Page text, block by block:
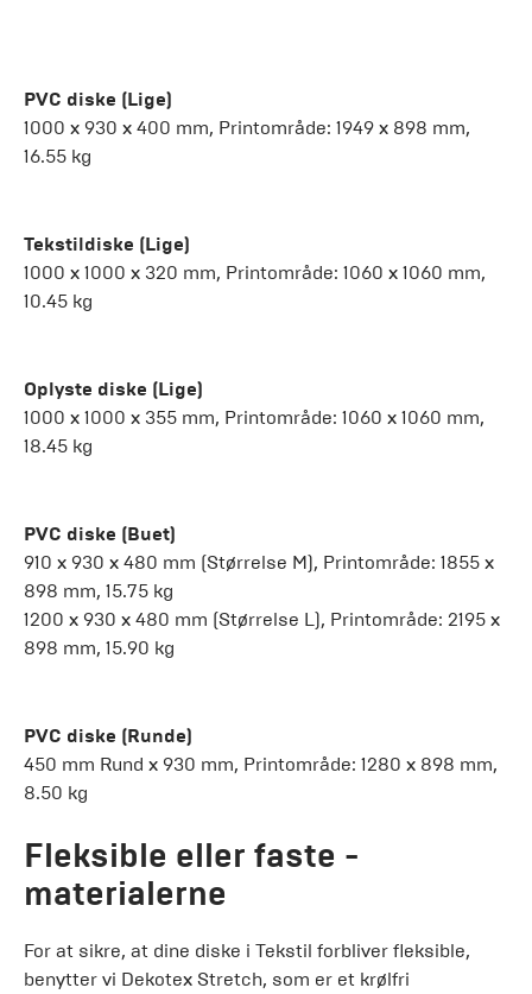
PVC diske (Lige)
1000 x 930 x 400 mm, Printområde: 1949 x 898 mm,
16.55 kg
Tekstildiske (Lige)
1000 x 1000 x 320 mm, Printområde: 1060 x 1060 mm,
10.45 kg
Oplyste diske (Lige)
1000 x 1000 x 355 mm, Printområde: 1060 x 1060 mm,
18.45 kg
PVC diske (Buet)
910 x 930 x 480 mm (Størrelse M), Printområde: 1855 x
898 mm, 15.75 kg
1200 x 930 x 480 mm (Størrelse L), Printområde: 2195 x
898 mm, 15.90 kg
PVC diske (Runde)
450 mm Rund x 930 mm, Printområde: 1280 x 898 mm,
8.50 kg
Fleksible eller faste -
materialerne
For at sikre, at dine diske i Tekstil forbliver fleksible,
benytter vi Dekotex Stretch, som er et krølfri